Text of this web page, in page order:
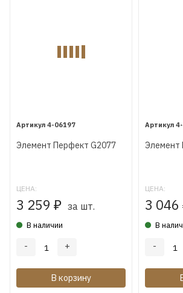
4-06197
Элемент Перфект G2077
ЦЕНА:
3 259 ₽ за шт.
В наличии
- +
В корзину
Элемент
ЦЕНА:
3 046
В
-